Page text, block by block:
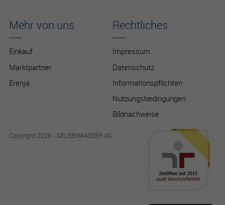
Mehr von uns
Einkauf
Marktpartner
Erenja
Rechtliches
Impressum
Datenschutz
Informationspflichten
Nutzungsbedingungen
Bildnachweise
Copyright 2026 - GELSENWASSER AG